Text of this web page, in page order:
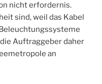
nicht erfordernis.
sind, weil das Kabel
Auftraggeber daher
an